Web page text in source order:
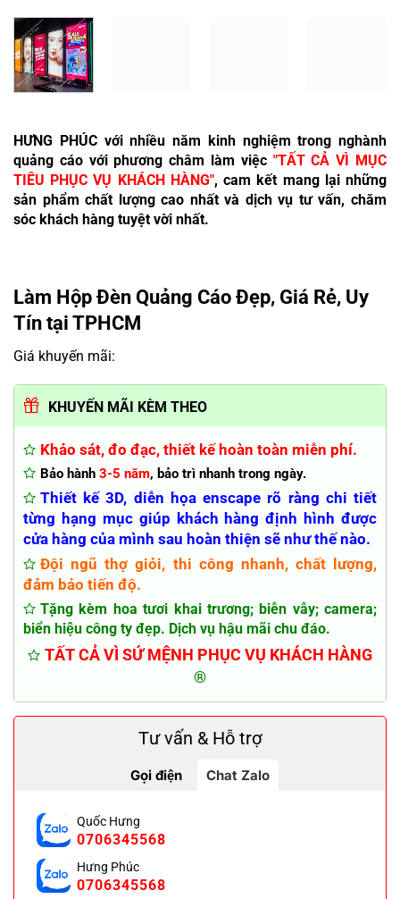
HƯNG PHÚC với nhiều năm kinh nghiệm trong nghành
quảng cáo với phương châm làm việc "TẤT CẢ VÌ MỤC
TIÊU PHỤC VỤ KHÁCH HÀNG", cam kết mang lại những
sản phẩm chất lượng cao nhất và dịch vụ tư vấn, chăm
sóc khách hàng tuyệt vời nhất.
Làm Hộp Đèn Quảng Cáo Đẹp, Giá Rẻ, Uy
Tín tại TPHCM
Giá khuyến mãi:
KHUYẾN MÃI KÈM THEO
Khảo sát, đo đạc, thiết kế hoàn toàn miễn phí.
Bảo hành 3-5 năm, bảo trì nhanh trong ngày.
Thiết kế 3D, diễn họa enscape rõ ràng chi tiết
từng hạng mục giúp khách hàng định hình được
cửa hàng của mình sau hoàn thiện sẽ như thế nào.
Đội ngũ thợ giỏi, thi công nhanh, chất lượng,
đảm bảo tiến độ.
Tặng kèm hoa tươi khai trương; biễn vẫy; camera;
biển hiệu công ty đẹp. Dịch vụ hậu mãi chu đáo.
TẤT CẢ VÌ SỨ MỆNH PHỤC VỤ KHÁCH HÀNG
®
Tư vấn & Hỗ trợ
Gọi điện Chat Zalo
Quốc Hưng
0706345568
Hưng Phúc
0706345568